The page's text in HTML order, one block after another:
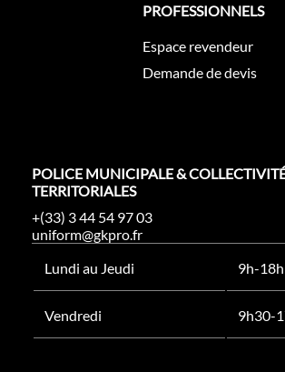
PROFESSIONNELS
Espace revendeur
Demande de devis
POLICE MUNICIPALE &
TERRITORIALES
+(33) 3 44 54 97 03
uniform@gkpro.fr
Lundi au Jeudi
9h-18h
Vendredi 9h30-